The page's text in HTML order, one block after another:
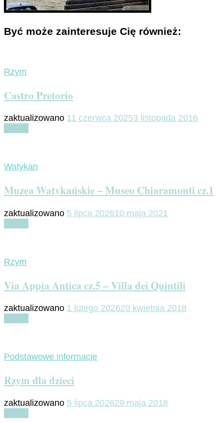
Być może zainteresuje Cię również:
Rzym
Castro Pretorio
zaktualizowano 11 czerwca 20253 listopada 2016
Watykan
Muzea Watykańskie – Museo Chiaramonti cz.1
zaktualizowano 5 lipca 202610 maja 2021
Rzym
Via Appia Antica cz.5 – Villa dei Quintili
zaktualizowano 1 lutego 202620 kwietnia 2018
Podstawowe informacje
Rzym dla dzieci
zaktualizowano 5 lipca 202629 maja 2018